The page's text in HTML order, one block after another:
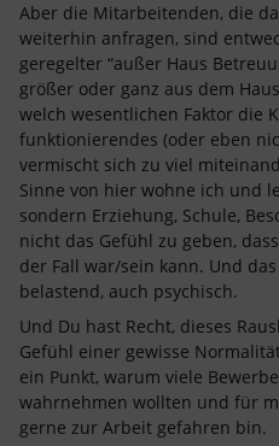
Aber die Mitarbeitenden, die
weiterhin anfragen, sind
geregelter “außer Haus
größer oder ganz aus dem
welch wesentlichen Faktor die
funktionierendes (oder eben
vermischt sich zu viel
Sinne von hier wohne ich und
sondern Erziehung, Schule,
nicht das Gefühl zu geben,
der Fall war/sein kann. Und
belastend, auch psychisch.
Und Du hast Recht, dieses
Gefühl einer gewisse
ein Punkt, warum viele
wahrnehmen wollten und für
gerne zur Arbeit gefahren bin.